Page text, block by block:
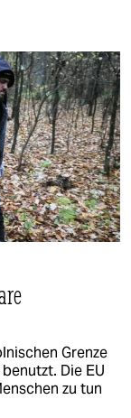
Grenze
Die EU
zu tun